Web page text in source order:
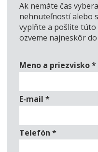
Ak nemáte čas
nehnuteľností alebo
vyplňte a pošlite túto
ozveme najneskôr
Meno a priezvisko*
E-mail *
Telefón *